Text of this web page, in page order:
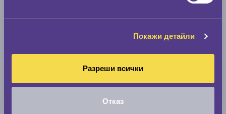
Покажи детайли
Разреши всички
Отказ
Модел